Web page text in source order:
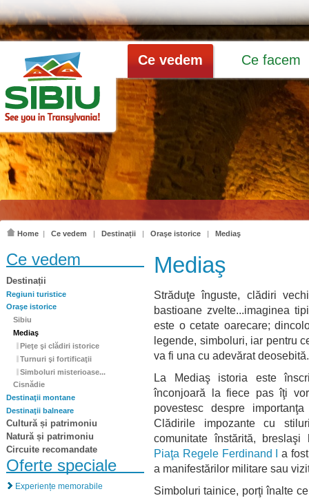
Ce vedem Ce facem
Home | Ce vedem | Destinații | Oraşe istorice | Mediaş
Ce vedem
Destinații
Regiuni turistice
Oraşe istorice
Sibiu
Mediaş
Pieţe şi clădiri istorice
Turnuri şi fortificaţii
Simboluri misterioase...
Cisnădie
Destinaţii montane
Destinaţii balneare
Cultură și patrimoniu
Natură și patrimoniu
Circuite recomandate
Oferte speciale
Experiențe memorabile
Mediaş
Străduţe înguste, clădiri
bastioane zvelte...imaginea
este o cetate oarecare;
legende, simboluri, iar pentru
va fi una cu adevărat deosebită.
La Mediaş istoria este
înconjoară la fiece pas îţi
povestesc despre
Clădirile impozante cu
comunitate înstărită,
Piaţa Regele Ferdinand I a
a manifestărilor militare sau
Simboluri tainice, porţi înalte